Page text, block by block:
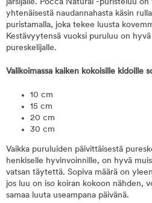
järsijälle. Pocca Natural -puristeluu on
yhtenäisestä naudannahasta käsin
puristamalla, joka tekee luusta
Kestävyytensä vuoksi puruluu on
pureskelijalle.
Valikoimassa kaiken kokoisille kidoille
10 cm
15 cm
20 cm
30 cm
Vaikka puruluiden päivittäisestä
henkiselle hyvinvoinnille, on hyvä
vatsan täytettä. Sopiva määrä on
jos luu on iso koiran kokoon nähden,
samaa luuta useampana päivänä.